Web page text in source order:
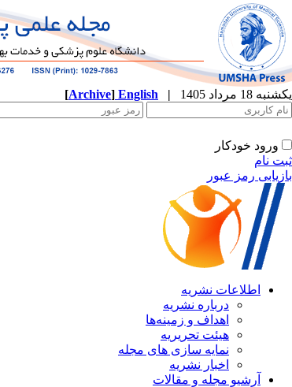
یکشنبه 18 مرداد 1405 |
English
[Archive]
ورود خودکار
ثبت نام
بازیابی رمز عبور
اطلاعات نشریه
درباره نشریه
اهداف و زمینه‌ها
هیئت تحریریه
نمایه سازی های مجله
اخبار نشریه
آرشیو مجله و مقالات